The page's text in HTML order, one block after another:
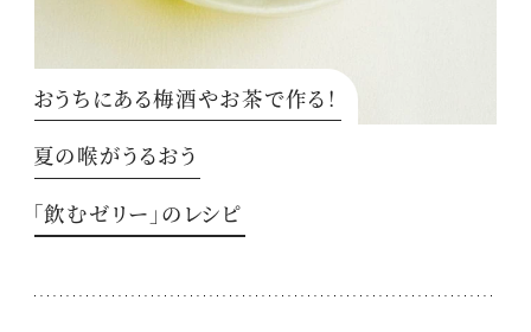
おうちにある梅酒やお茶で作る！
夏の喉がうるおう
「飲むゼリー」のレシピ